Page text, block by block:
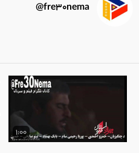
fre30nema@
1:00